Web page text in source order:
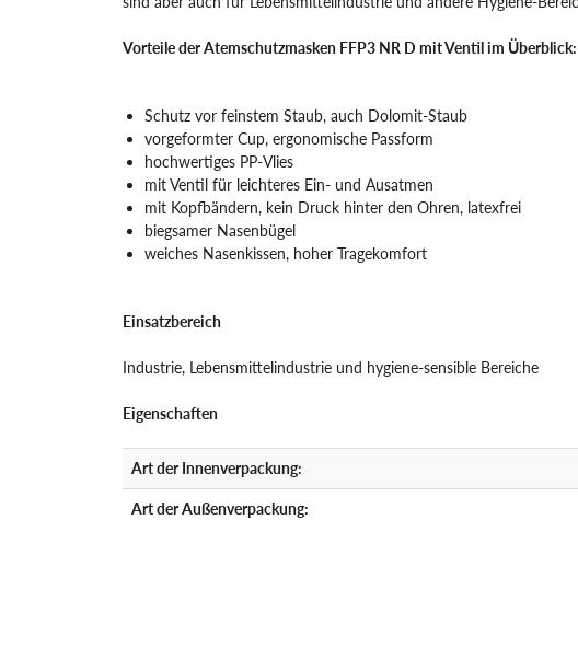
Vorteile der Atemschutzmasken FFP3 NR D mit Ventil im Überblick:
Schutz vor feinstem Staub, auch Dolomit-Staub
vorgeformter Cup, ergonomische Passform
hochwertiges PP-Vlies
mit Ventil für leichteres Ein- und Ausatmen
mit Kopfbändern, kein Druck hinter den Ohren, latexfrei
biegsamer Nasenbügel
weiches Nasenkissen, hoher Tragekomfort
Einsatzbereich
Industrie, Lebensmittelindustrie und hygiene-sensible Bereiche
Eigenschaften
Art der Innenverpackung:
Art der Außenverpackung: